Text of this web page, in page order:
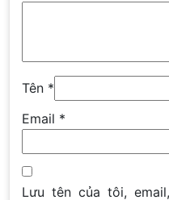
Tên *
Email *
Lưu tên của tôi,